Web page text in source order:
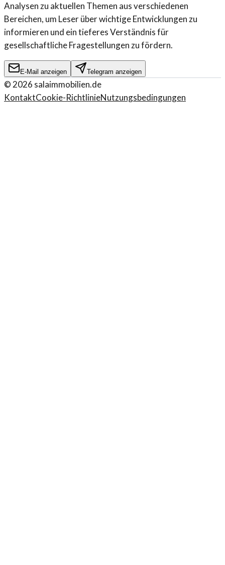
Analysen zu aktuellen Themen aus verschiedenen
Bereichen, um Leser über wichtige Entwicklungen zu
informieren und ein tieferes Verständnis für
gesellschaftliche Fragestellungen zu fördern.
E-Mail anzeigen Telegram anzeigen
©2026 salaimmobilien.de
KontaktCookie-RichtlinieNutzungsbedingungen